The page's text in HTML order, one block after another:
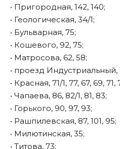
• Пригородная, 142, 140;
• Геологическая, 34/1;
• Бульварная, 75;
• Кошевого, 92, 75;
• Матросова, 62, 58;
• проезд Индустриальный,
• Красная, 71/1, 77, 67, 69, 71,
• Чапаева, 86, 82/1, 81, 83;
• Горького, 90, 97, 93;
• Рашпилевская, 87, 101, 95;
• Милютинская, 35;
• Титова, 73;